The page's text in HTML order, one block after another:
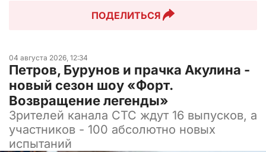
ПОДЕЛИТЬСЯ
04 августа 2026, 12:34
Петров, Бурунов и прачка Акулина -
новый сезон шоу «Форт.
Возвращение легенды»
Зрителей канала СТС ждут 16 выпусков, а
участников - 100 абсолютно новых
испытаний